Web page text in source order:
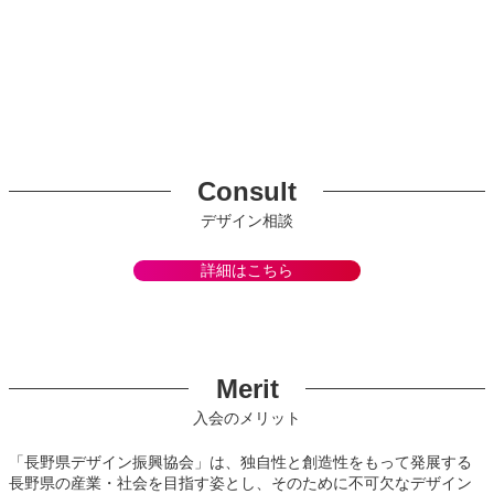
Consult
デザイン相談
詳細はこちら
Merit
入会のメリット
「長野県デザイン振興協会」は、独自性と創造性をもって発展する
長野県の産業・社会を目指す姿とし、そのために不可欠なデザイン